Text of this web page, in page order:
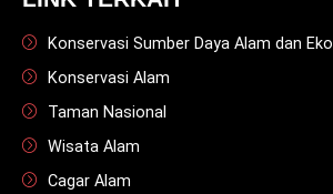
Konservasi Sumber Daya Alam dan
Konservasi Alam
Taman Nasional
Wisata Alam
Cagar Alam